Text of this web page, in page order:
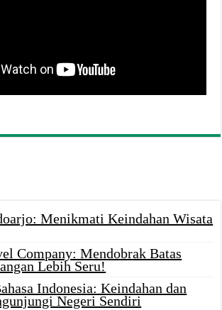
Menikmati Keindahan Wisata
Company: Mendobrak Batas
Lebih Seru!
Indonesia: Keindahan dan
Negeri Sendiri